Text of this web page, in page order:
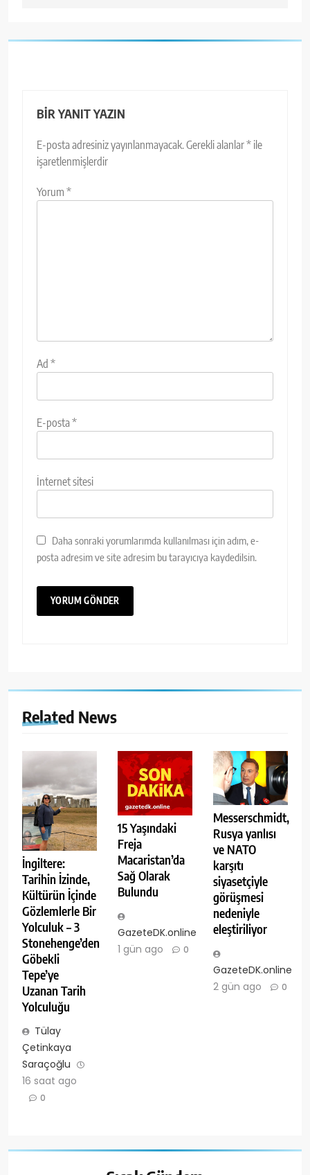
BIR YANIT YAZIN
E-posta adresiniz yayınlanmayacak.Gerekli alanlar* ile
işaretlenmişlerdir
Yorum *
Ad *
E-posta*
İnternet sitesi
Daha sonraki yorumlarımda kullanılması için adım, e-
posta adresim ve site adresim bu tarayıcıya kaydedilsin.
Related News
İngiltere:
Tarihin İzinde,
Kültürün İçinde
Gözlemlerle Bir
Yolculuk – 3
Stonehenge’den
Göbekli
Tepe’ye
Uzanan Tarih
Yolculuğu
Tülay
Çetinkaya
Saraçoğlu
16 saat ago
0
15 Yaşındaki
Freja
Macaristan’da
Sağ Olarak
Bulundu
GazeteDK.online
1 gün ago
0
Messerschmidt,
Rusya yanlısı
ve NATO
karşıtı
siyasetçiyle
görüşmesi
nedeniyle
eleştiriliyor
GazeteDK.online
2 gün ago
0